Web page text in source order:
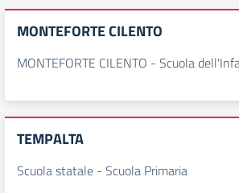
MONTEFORTE CILENTO
MONTEFORTE CILENTO - Scuola
TEMPALTA
Scuola statale - Scuola Primaria